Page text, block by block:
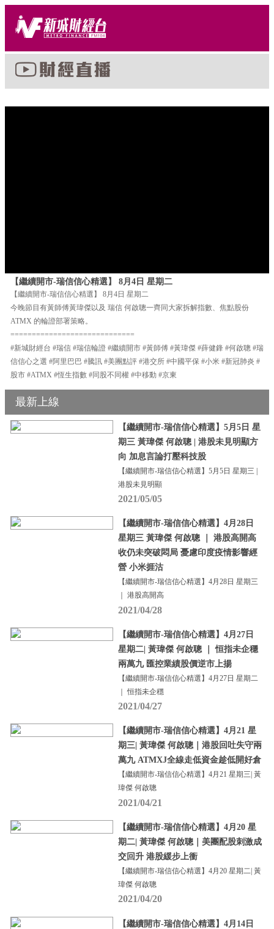
【繼續開市-瑞信信心精選】 8月4日 星期二
【繼續開市-瑞信信心精選】 8月4日 星期二
今晚節目有黃師傅黃瑋傑以及 瑞信 何啟聰一齊同大家拆解指數、焦點股份
ATMX 的輪證部署策略。
=============================
#新城財經台 #瑞信 #瑞信輪證 #繼續開市 #黃師傅 #黃瑋傑 #薛健鋒 #何啟聰 #瑞
信信心之選 #阿里巴巴 #騰訊 #美團點評 #港交所 #中國平保 #小米 #新冠肺炎 #
股市 #ATMX #恆生指數 #同股不同權 #中移動 #京東
最新上線
【繼續開市-瑞信信心精選】5月5日 星
期三 黃瑋傑 何啟聰 | 港股未見明顯方
向 加息言論打壓科技股
【繼續開市-瑞信信心精選】5月5日 星期三 |
港股未見明顯
2021/05/05
【繼續開市-瑞信信心精選】4月28日
星期三 黃瑋傑 何啟聰 ｜ 港股高開高
收仍未突破悶局 憂慮印度疫情影響經
營 小米捱沽
【繼續開市-瑞信信心精選】4月28日 星期三
｜ 港股高開高
2021/04/28
【繼續開市-瑞信信心精選】4月27日
星期二| 黃瑋傑 何啟聰 ｜ 恒指未企穩
兩萬九 匯控業績股價逆市上揚
【繼續開市-瑞信信心精選】4月27日 星期二
｜ 恒指未企穩
2021/04/27
【繼續開市-瑞信信心精選】4月21 星
期三| 黃瑋傑 何啟聰｜港股回吐失守兩
萬九 ATMXJ全線走低資金趁低開好倉
【繼續開市-瑞信信心精選】4月21 星期三| 黃
瑋傑 何啟聰
2021/04/21
【繼續開市-瑞信信心精選】4月20 星
期二| 黃瑋傑 何啟聰｜美團配股刺激成
交回升 港股緩步上衝
【繼續開市-瑞信信心精選】4月20 星期二| 黃
瑋傑 何啟聰
2021/04/20
【繼續開市-瑞信信心精選】4月14日